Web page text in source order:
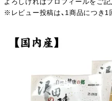
※レビュー投稿は、1商品につき1